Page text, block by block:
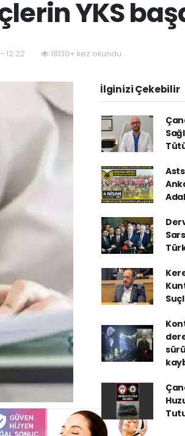
YKS
12:22 18130+ kez okundu.
İlginizi Çekebilir